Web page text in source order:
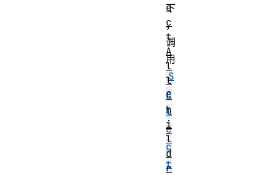
下
，
调
用
S
e
l
e
c
t
e
c
t
A
l
l
C
h
i
l
d
r